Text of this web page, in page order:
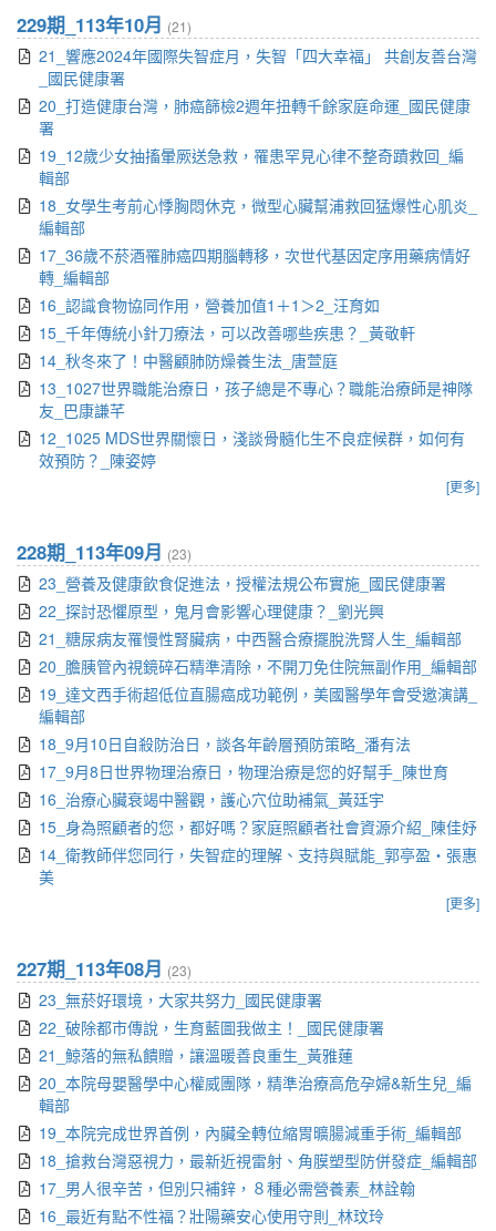
229期_113年10月 (21)
21_響應2024年國際失智症月，失智「四大幸福」 共創友善台灣
_國民健康署
20_打造健康台灣，肺癌篩檢2週年扭轉千餘家庭命運_國民健康
署
19_12歲少女抽搐暈厥送急救，罹患罕見心律不整奇蹟救回_編
輯部
18_女學生考前心悸胸悶休克，微型心臟幫浦救回猛爆性心肌炎_
編輯部
17_36歲不菸酒罹肺癌四期腦轉移，次世代基因定序用藥病情好
轉_編輯部
16_認識食物協同作用，營養加值1＋1＞2_汪育如
15_千年傳統小針刀療法，可以改善哪些疾患？_黃敬軒
14_秋冬來了！中醫顧肺防燥養生法_唐萱庭
13_1027世界職能治療日，孩子總是不專心？職能治療師是神隊
友_巴康謙芊
12_1025 MDS世界關懷日，淺談骨髓化生不良症候群，如何有
效預防？_陳姿婷
[更多]
228期_113年09月 (23)
23_營養及健康飲食促進法，授權法規公布實施_國民健康署
22_探討恐懼原型，鬼月會影響心理健康？_劉光興
21_糖尿病友罹慢性腎臟病，中西醫合療擺脫洗腎人生_編輯部
20_膽胰管內視鏡碎石精準清除，不開刀免住院無副作用_編輯部
19_達文西手術超低位直腸癌成功範例，美國醫學年會受邀演講_
編輯部
18_9月10日自殺防治日，談各年齡層預防策略_潘有法
17_9月8日世界物理治療日，物理治療是您的好幫手_陳世育
16_治療心臟衰竭中醫觀，護心穴位助補氣_黃廷宇
15_身為照顧者的您，都好嗎？家庭照顧者社會資源介紹_陳佳妤
14_衛教師伴您同行，失智症的理解、支持與賦能_郭亭盈‧張惠
美
[更多]
227期_113年08月 (23)
23_無菸好環境，大家共努力_國民健康署
22_破除都市傳說，生育藍圖我做主！_國民健康署
21_鯨落的無私饋贈，讓溫暖善良重生_黃雅蓮
20_本院母嬰醫學中心權威團隊，精準治療高危孕婦&新生兒_編
輯部
19_本院完成世界首例，內臟全轉位縮胃曠腸減重手術_編輯部
18_搶救台灣惡視力，最新近視雷射、角膜塑型防併發症_編輯部
17_男人很辛苦，但別只補鋅，８種必需營養素_林詮翰
16_最近有點不性福？壯陽藥安心使用守則_林玟玲